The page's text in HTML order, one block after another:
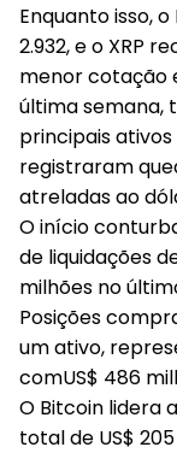
Enquanto isso,
2.932, e o XRP
menor cotação
última semana,
principais
registraram
atreladas ao
O início
de liquidações
milhões no
Posições
um ativo,
comUS$ 486
O Bitcoin lidera
total de US$